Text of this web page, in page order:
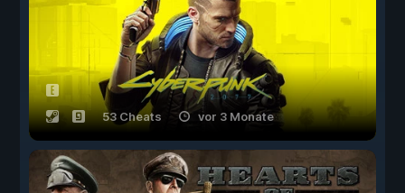
53 Cheats vor 3 Monate